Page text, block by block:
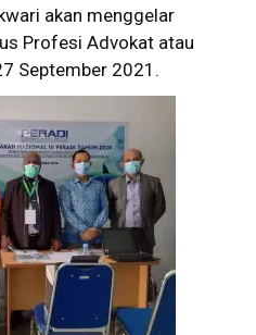
akan menggelar
Profesi Advokat atau
September 2021.